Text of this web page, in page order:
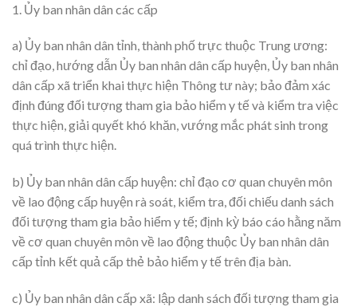
1. Ủy ban nhân dân các cấp
a) Ủy ban nhân dân tỉnh, thành phố trực thuộc Trung ương:
chỉ đạo, hướng dẫn Ủy ban nhân dân cấp huyện, Ủy ban nhân
dân cấp xã triển khai thực hiện Thông tư này; bảo đảm xác
định đúng đối tượng tham gia bảo hiểm y tế và kiểm tra việc
thực hiện, giải quyết khó khăn, vướng mắc phát sinh trong
quá trình thực hiện.
b) Ủy ban nhân dân cấp huyện: chỉ đạo cơ quan chuyên môn
về lao động cấp huyện rà soát, kiểm tra, đối chiếu danh sách
đối tượng tham gia bảo hiểm y tế; định kỳ báo cáo hằng năm
về cơ quan chuyên môn về lao động thuộc Ủy ban nhân dân
cấp tỉnh kết quả cấp thẻ bảo hiểm y tế trên địa bàn.
c) Ủy ban nhân dân cấp xã: lập danh sách đối tượng tham gia